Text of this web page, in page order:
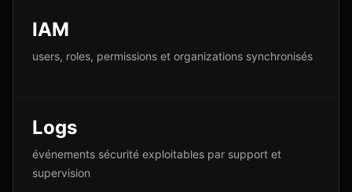
IAM
users, roles, permissions et organizations synchronisés
Logs
événements sécurité exploitables par support et
supervision